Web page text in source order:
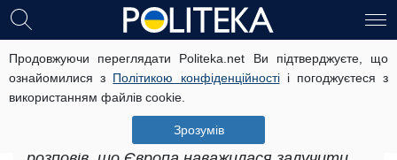
Продовжуючи переглядати Politeka.net Ви підтверджуєте, що
ознайомилися з Політикою конфіденційностіі погоджуєтеся з
використанням файлів cookie.
Зрозумів
«Ви готуєте черговий мирний
план»: експерт оцінив можливості
Європи
Політтехнолог Михайло Шейтельман